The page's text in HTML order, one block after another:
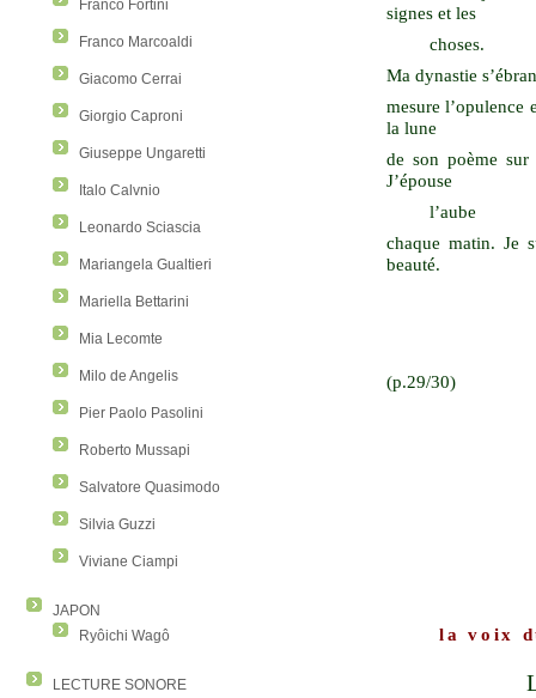
Franco Fortini
Franco Marcoaldi
Giacomo Cerrai
Giorgio Caproni
Giuseppe Ungaretti
Italo Calvnio
Leonardo Sciascia
Mariangela Gualtieri
Mariella Bettarini
Mia Lecomte
Milo de Angelis
Pier Paolo Pasolini
Roberto Mussapi
Salvatore Quasimodo
Silvia Guzzi
Viviane Ciampi
JAPON
Ryôichi Wagô
LECTURE SONORE
signes et les
choses.
Ma dynastie
mesure l’opulence
la lune
de son poème
J’épouse
l’aube
chaque matin. Je
beauté.
(p.29/30)
la voix